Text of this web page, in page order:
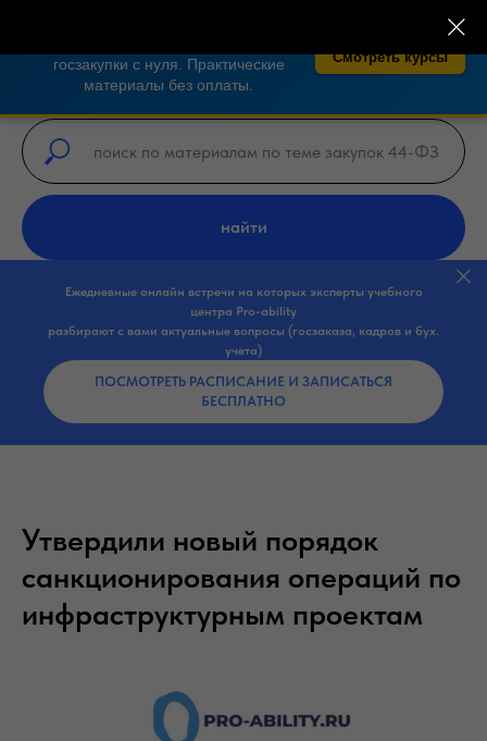
×
госзакупки с нуля. Практические
материалы без оплаты.
Смотреть курсы
найти
Ежедневные онлайн встречи на которых эксперты учебного
центра Pro-ability
разбирают с вами актуальные вопросы (госзаказа, кадров и бух.
учета)
ПОСМОТРЕТЬ РАСПИСАНИЕ И ЗАПИСАТЬСЯ
БЕСПЛАТНО
Утвердили новый порядок
санкционирования операций по
инфраструктурным проектам